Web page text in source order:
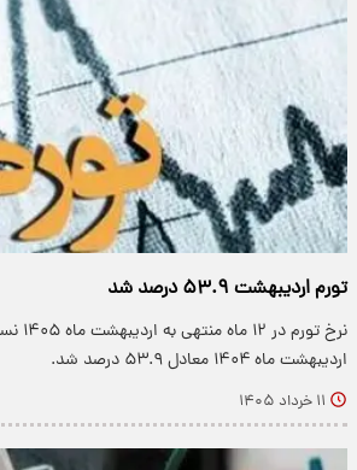
تورم اردیبهشت ۵۳.۹ درصد شد
اردیبهشت ماه ۱۴۰۴ معادل ۵۳.۹ درصد شد.
۱۱ خرداد ۱۴۰۵